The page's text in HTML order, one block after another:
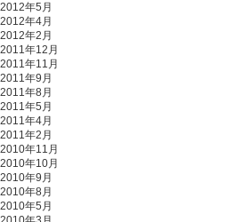
2012年5月
2012年4月
2012年2月
2011年12月
2011年11月
2011年9月
2011年8月
2011年5月
2011年4月
2011年2月
2010年11月
2010年10月
2010年9月
2010年8月
2010年5月